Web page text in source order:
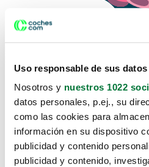
Uso responsable de sus datos
Nosotros y nuestros 1022
datos personales, p.ej., su
como las cookies para
información en su dispositivo
publicidad y contenido
publicidad y contenido,
Lo sentimos, no
te hemos traido